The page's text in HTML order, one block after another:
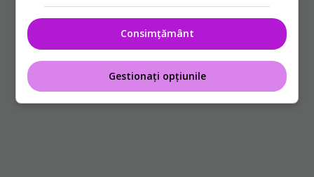
Consimțământ
Gestionați opțiunile